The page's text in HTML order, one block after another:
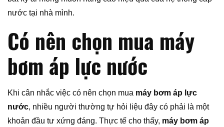
nước tại nhà mình.
Có nên chọn mua máy
bơm áp lực nước
Khi cân nhắc việc có nên chọn mua máy bơm áp lực
nước, nhiều người thường tự hỏi liệu đây có phải là một
khoản đầu tư xứng đáng. Thực tế cho thấy, máy bơm áp